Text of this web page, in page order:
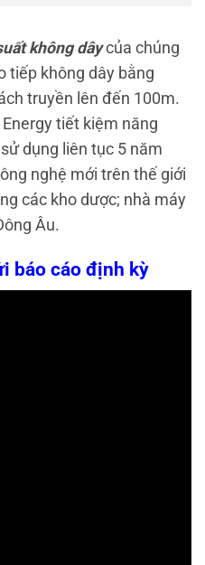
không dâycủa chúng
tiếp không dây bằng
truyền lên đến 100m.
tiết kiệm năng
dụng liên tục 5 năm
nghệ mới trên thế giới
các kho dược; nhà máy
Âu.
báo cáo định kỳ